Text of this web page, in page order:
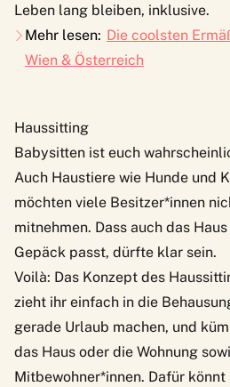
Leben lang bleiben, inklusive.
Mehr lesen: Die coolsten
Wien & Österreich
Haussitting
Babysitten ist euch
Auch Haustiere wie Hunde und
möchten viele Besitzer*innen
mitnehmen. Dass auch das
Gepäck passt, dürfte klar sein.
Voilà: Das Konzept des
zieht ihr einfach in die
gerade Urlaub machen, und
das Haus oder die Wohnung
Mitbewohner*innen. Dafür